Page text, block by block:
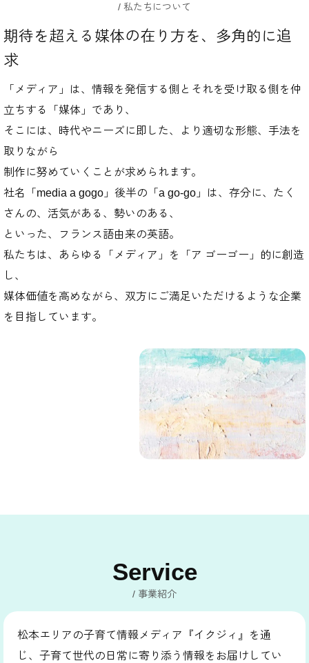
私たちについて
期待を超える媒体の在り方を、多角的に追
求
「メディア」は、情報を発信する側とそれを受け取る側を仲
立ちする「媒体」であり、
そこには、時代やニーズに即した、より適切な形態、手法を
取りながら
制作に努めていくことが求められます。
社名「media a gogo」後半の「a go-go」は、存分に、たく
さんの、活気がある、勢いのある、
といった、フランス語由来の英語。
私たちは、あらゆる「メディア」を「ア ゴーゴー」的に創造
し、
媒体価値を高めながら、双方にご満足いただけるような企業
を目指しています。
Service
事業紹介
松本エリアの子育て情報メディア『イクジィ』を通
じ、子育て世代の日常に寄り添う情報をお届けしてい